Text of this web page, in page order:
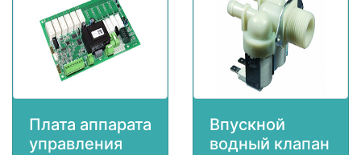
Плата аппарата
управления
Впускной
водный клапан